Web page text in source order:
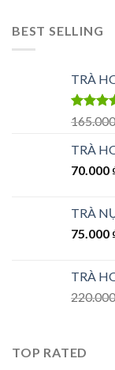
BEST SELLING
TRÀ
Được
sao
TRÀ
70.000
TRÀ
75.000
TRÀ
TOP RATED